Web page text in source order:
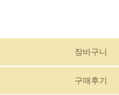
장바구니
구매후기